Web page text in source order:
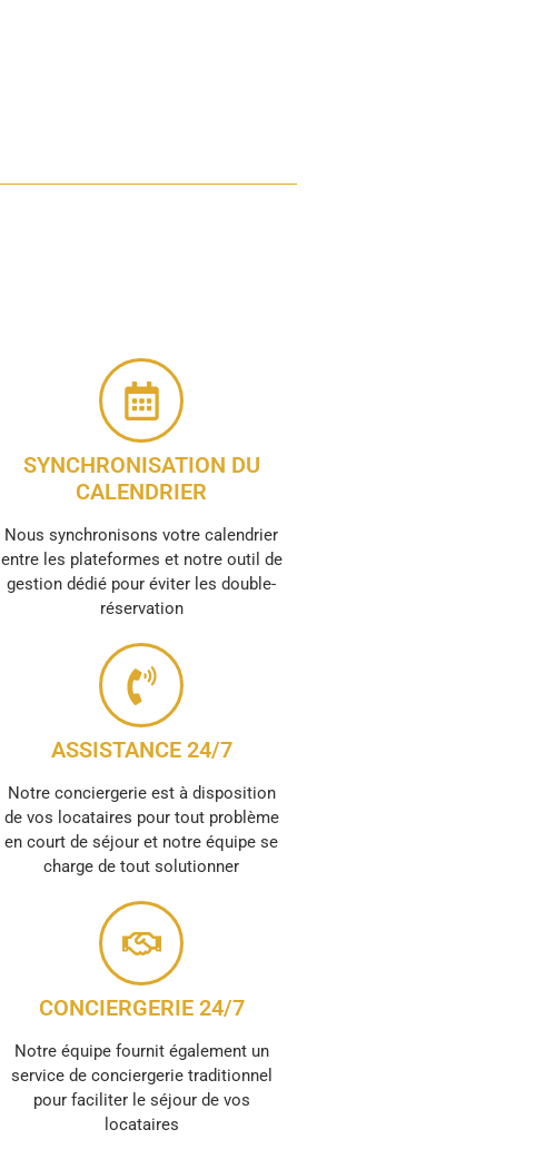
SYNCHRONISATION DU
CALENDRIER
Nous synchronisons votre calendrier
entre les plateformes et notre outil de
gestion dédié pour éviter les double-
réservation
ASSISTANCE 24/7
Notre conciergerie est à disposition
de vos locataires pour tout problème
en court de séjour et notre équipe se
charge de tout solutionner
CONCIERGERIE 24/7
Notre équipe fournit également un
service de conciergerie traditionnel
pour faciliter le séjour de vos
locataires